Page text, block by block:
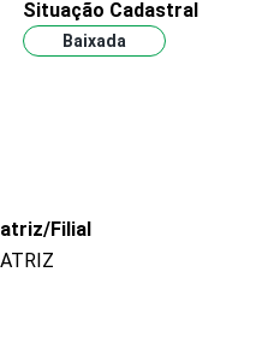
Situação Cadastral
Baixada
Filial